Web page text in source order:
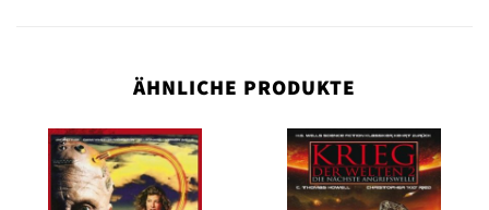
ÄHNLICHE PRODUKTE